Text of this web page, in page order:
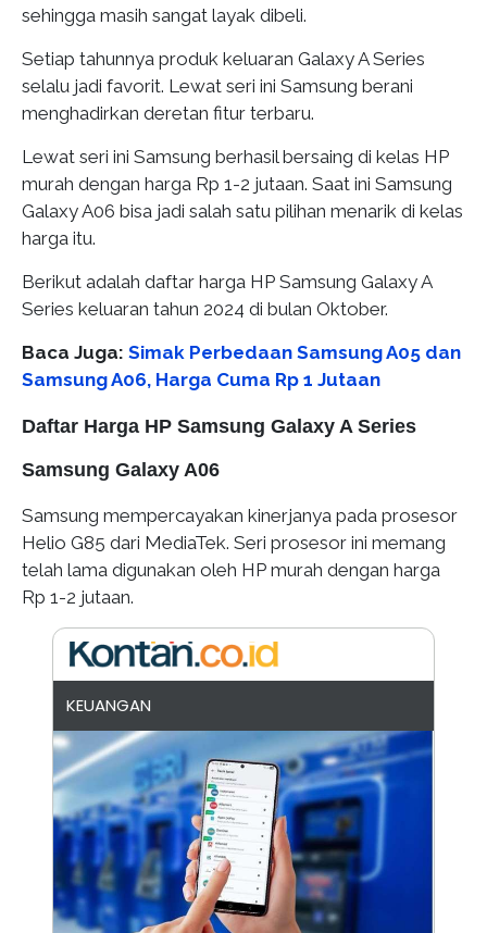
sehingga masih sangat layak dibeli.
Setiap tahunnya produk keluaran Galaxy A Series
selalu jadi favorit. Lewat seri ini Samsung berani
menghadirkan deretan fitur terbaru.
Lewat seri ini Samsung berhasil bersaing di kelas HP
murah dengan harga Rp 1-2 jutaan. Saat ini Samsung
Galaxy A06 bisa jadi salah satu pilihan menarik di kelas
harga itu.
Berikut adalah daftar harga HP Samsung Galaxy A
Series keluaran tahun 2024 di bulan Oktober.
Baca Juga: Simak Perbedaan Samsung A05 dan
Samsung A06, Harga Cuma Rp 1 Jutaan
Daftar Harga HP Samsung Galaxy A Series
Samsung Galaxy A06
Samsung mempercayakan kinerjanya pada prosesor
Helio G85 dari MediaTek. Seri prosesor ini memang
telah lama digunakan oleh HP murah dengan harga
Rp 1-2 jutaan.
KEUANGAN